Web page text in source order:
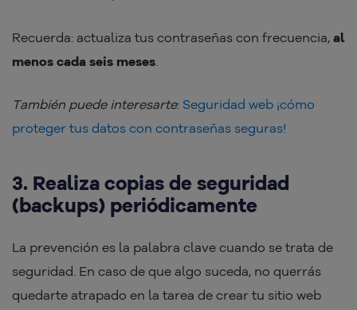
Recuerda: actualiza tus contraseñas con frecuencia, al
menos cada seis meses.
También puede interesarte: Seguridad web ¡cómo
proteger tus datos con contraseñas seguras!
3. Realiza copias de seguridad
(backups) periódicamente
La prevención es la palabra clave cuando se trata de
seguridad. En caso de que algo suceda, no querrás
quedarte atrapado en la tarea de crear tu sitio web